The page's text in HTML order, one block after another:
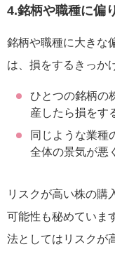
4.銘柄や職種に偏
銘柄や職種に大きな
は、損をするきっか
ひとつの銘柄の
産したら損をす
同じような業種
全体の景気が悪
リスクが高い株の購
可能性も秘めていま
法としてはリスクが